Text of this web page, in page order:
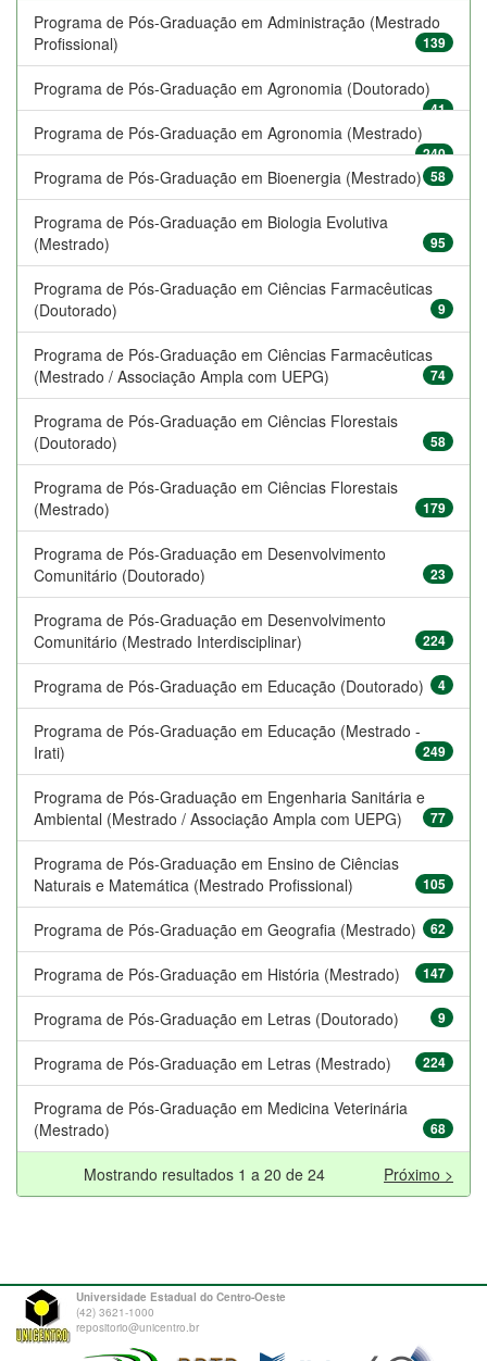
Programa de Pós-Graduação em Administração (Mestrado
Profissional)
139
Programa de Pós-Graduação em Agronomia (Doutorado)
41
Programa de Pós-Graduação em Agronomia (Mestrado)
240
Programa de Pós-Graduação em Bioenergia (Mestrado) 58
Programa de Pós-Graduação em Biologia Evolutiva
(Mestrado)
95
Programa de Pós-Graduação em Ciências Farmacêuticas
(Doutorado)
9
Programa de Pós-Graduação em Ciências Farmacêuticas
(Mestrado / Associação Ampla com UEPG)
74
Programa de Pós-Graduação em Ciências Florestais
(Doutorado)
58
Programa de Pós-Graduação em Ciências Florestais
(Mestrado)
179
Programa de Pós-Graduação em Desenvolvimento
Comunitário (Doutorado)
23
Programa de Pós-Graduação em Desenvolvimento
Comunitário (Mestrado Interdisciplinar)
224
Programa de Pós-Graduação em Educação (Doutorado) 4
Programa de Pós-Graduação em Educação (Mestrado -
Irati)
249
Programa de Pós-Graduação em Engenharia Sanitária e
Ambiental (Mestrado / Associação Ampla com UEPG)
77
Programa de Pós-Graduação em Ensino de Ciências
Naturais e Matemática (Mestrado Profissional)
105
Programa de Pós-Graduação em Geografia (Mestrado) 62
Programa de Pós-Graduação em História (Mestrado) 147
Programa de Pós-Graduação em Letras (Doutorado) 9
Programa de Pós-Graduação em Letras (Mestrado) 224
Programa de Pós-Graduação em Medicina Veterinária
(Mestrado)
68
Mostrando resultados 1 a 20 de 24 Próximo >
Universidade Estadual do Centro-Oeste
(42) 3621-1000
repositorio@unicentro.br